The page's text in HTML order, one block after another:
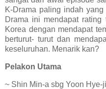
K-Drama paling indah
Drama ini mendapat
Korea dengan mendapat
berturut- turut dan
keseluruhan. Menarik kan?
Pelakon Utama
~ Shin Min-a sbg Yoon Hye-